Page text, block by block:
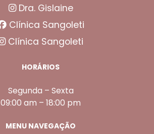
Dra. Gislaine
Clínica Sangoleti
Clínica Sangoleti
HORÁRIOS
Segunda – Sexta
09:00 am – 18:00 pm
MENU NAVEGAÇÃO